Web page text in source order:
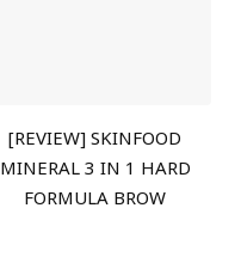
[REVIEW] SKINFOOD
MINERAL 3 IN 1 HARD
FORMULA BROW